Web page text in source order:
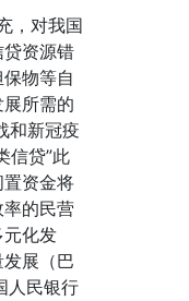
，对我国
资源错
物等自
所需的
和新冠疫
信贷”此
资金将
的民营
化发
展（巴
人民银行